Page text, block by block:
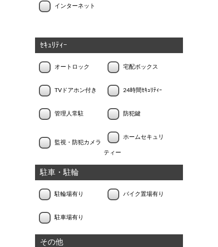
インターネット
ｾｷｭﾘﾃｨｰ
オートロック 宅配ボックス
TVドアホン付き 24時間ｾｷｭﾘﾃｨｰ
管理人常駐 防犯鍵
監視・防犯カメラ
ホームセキュリ
ティー
駐車・駐輪
駐輪場有り バイク置場有り
駐車場有り
その他